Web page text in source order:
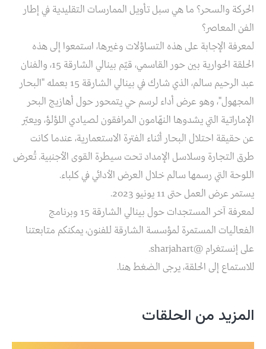
الحركة والسحر؟ ما هي سبل تأويل الممارسات التقليدية في إطار
الفن المعاصر؟
لمعرفة الإجابة على هذه التساؤلات وغيرها، استمعوا إلى هذه
الحلقة الحوارية بين حور القاسمي، قيّم بينالي الشارقة 15، والفنان
عبد الرحيم سالم، الذي شارك في بينالي الشارقة 15 بعمله "البحار
المجهول"، وهو عرض أداء لرسم حي يتمحور حول أهازيج البحر
الإماراتية التي يشدوها النهّامون المرافقون لصيادي اللؤلؤ، ويعبّر
عن حقيقة احتلال البحار أثناء الفترة الاستعمارية، عندما كانت
طرق التجارة وسلاسل الإمداد تحت سيطرة القوى الأجنبية. تُعرض
اللوحة التي رسمها سالم خلال العرض الأدائي في كلباء.
يستمر عرض العمل حتى 11 يونيو 2023.
لمعرفة آخر المستجدات حول بينالي الشارقة 15 وبرنامج
الفعاليات المستمرة لمؤسسة الشارقة للفنون، يمكنكم متابعتنا
على إنستغرام @sharjahart.
للاستماع إلى الحلقة، يرجى الضغط هنا.
المزيد من الحلقات